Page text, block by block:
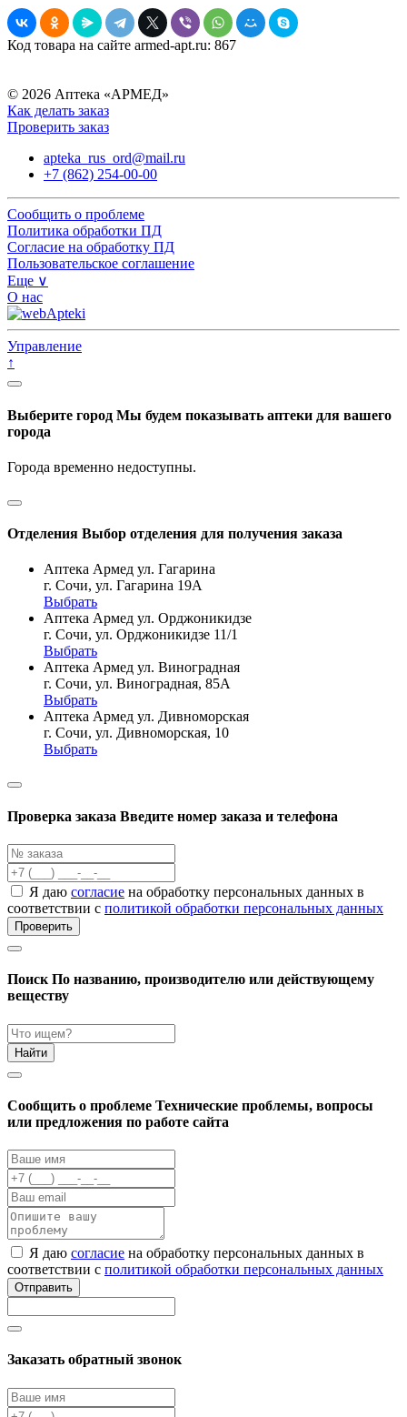
Код товара на сайте armed-apt.ru: 867
© 2026 Аптека «АРМЕД»
Как делать заказ
Проверить заказ
apteka_rus_ord@mail.ru
+7 (862) 254-00-00
Сообщить о проблеме
Политика обработки ПД
Согласие на обработку ПД
Пользовательское соглашение
Еще ∨
О нас
Управление
↑
Выберите город Мы будем показывать аптеки для вашего
города
Города временно недоступны.
Отделения Выбор отделения для получения заказа
Аптека Армед ул. Гагарина
г. Сочи, ул. Гагарина 19А
Выбрать
Аптека Армед ул. Орджоникидзе
г. Сочи, ул. Орджоникидзе 11/1
Выбрать
Аптека Армед ул. Виноградная
г. Сочи, ул. Виноградная, 85А
Выбрать
Аптека Армед ул. Дивноморская
г. Сочи, ул. Дивноморская, 10
Выбрать
Проверка заказа Введите номер заказа и телефона
Я даю согласие на обработку персональных данных в
соответствии с политикой обработки персональных данных
Проверить
Поиск По названию, производителю или действующему
веществу
Найти
Cообщить о проблеме Технические проблемы, вопросы
или предложения по работе сайта
Я даю согласие на обработку персональных данных в
соответствии с политикой обработки персональных данных
Отправить
Заказать обратный звонок